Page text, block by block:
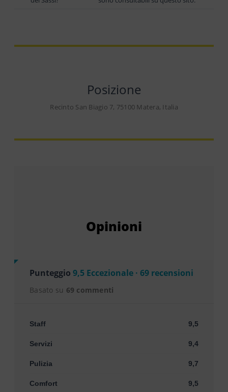
Posizione
Recinto San Biagio 7, 75100 Matera, Italia
Opinioni
Punteggio 9,5 Eccezionale · 69 recensioni
Basato su 69 commenti
Staff 9,5
Servizi 9,4
Pulizia 9,7
Comfort 9,5